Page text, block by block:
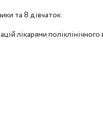
та 8 дівчаток.
лікарями